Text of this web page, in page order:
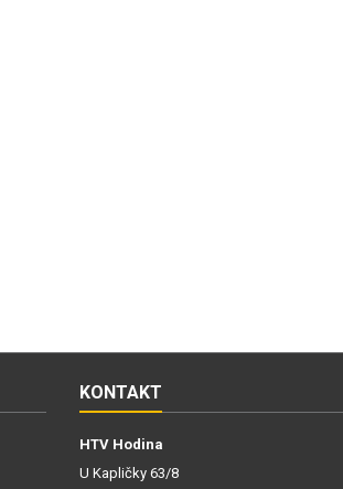
KONTAKT
HTV Hodina
U Kapličky 63/8